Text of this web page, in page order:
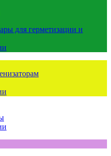
для герметизации и